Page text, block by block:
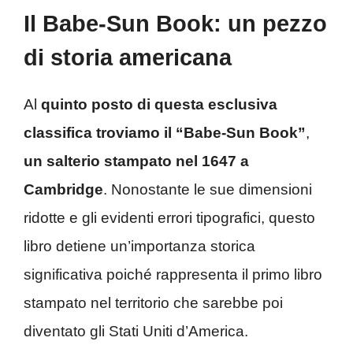
Il Babe-Sun Book: un pezzo
di storia americana
Al quinto posto di questa esclusiva
classifica troviamo il “Babe-Sun Book”,
un salterio stampato nel 1647 a
Cambridge. Nonostante le sue dimensioni
ridotte e gli evidenti errori tipografici, questo
libro detiene un’importanza storica
significativa poiché rappresenta il primo libro
stampato nel territorio che sarebbe poi
diventato gli Stati Uniti d’America.